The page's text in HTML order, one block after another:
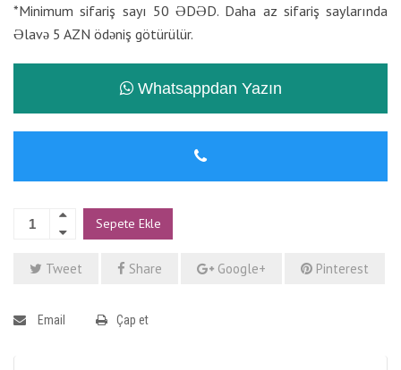
*Minimum sifariş sayı 50 ƏDƏD. Daha az sifariş saylarında
Əlavə 5 AZN ödəniş götürülür.
Whatsappdan Yazın
Sepete Ekle
Tweet Share Google+ Pinterest
Email Çap et